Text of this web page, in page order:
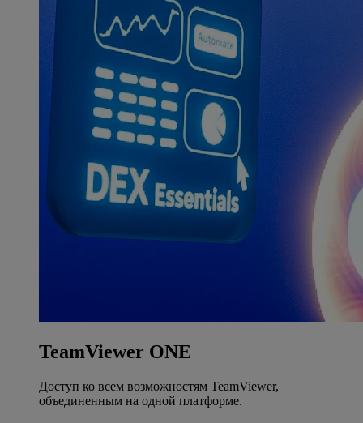
TeamViewer ONE
Доступ ко всем возможностям TeamViewer,
объединенным на одной платформе.